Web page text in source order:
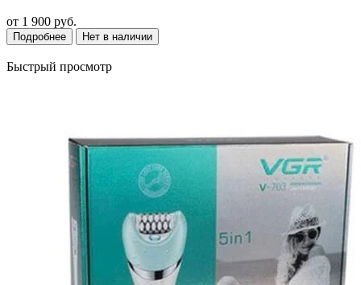
от 1 900 руб.
Подробнее Нет в наличии
Быстрый просмотр